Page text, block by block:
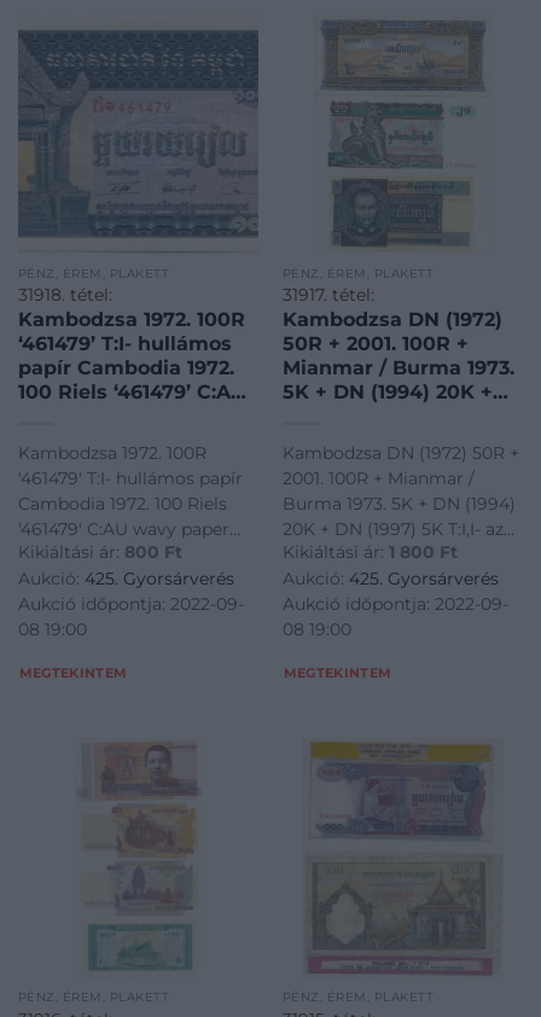
PÉNZ, ÉREM, PLAKETT
31918. tétel:
Kambodzsa 1972. 100R
‘461479’ T:I- hullámos
papír Cambodia 1972.
100 Riels ‘461479’ C:AU
Kambodzsa 1972. 100R
'461479' T:I- hullámos papír
Cambodia 1972. 100 Riels
'461479' C:AU wavy paper
Krause P#12<a
href="https://www.darabanth.com/hu/gyorsarveres/425/
bankjegyek~1500014/Kambodzsa-
1972-100R-461479-TI-hu
Kikiáltási ár: 800 Ft
Aukció: 425. Gyorsárverés
Aukció időpontja: 2022-09-
08 19:00
MEGTEKINTEM
PÉNZ, ÉREM, PLAKETT
31917. tétel:
Kambodzsa DN (1972)
50R + 2001. 100R +
Mianmar / Burma 1973.
5K + DN (1994) 20K +
ND (1972) 50 Riels +
2001. 100 Riels +
Myanmar / Burma 1973.
5 Kyats + ND (1994) 20
Kyats + ND (1997) 5
Kyats C:UNC,AU
Kambodzsa DN (1972) 50R +
2001. 100R + Mianmar /
Burma 1973. 5K + DN (1994)
20K + DN (1997) 5K T:I,I- az
egyiken folt Cambodia ND
(1972) 50 Riels + 2001. 100
Riels + Myanmar / Burma
1973. 5 Kyats + ND (1994) 20
C:UNC,AU spot on o
Kikiáltási ár: 1 800 Ft
Aukció: 425. Gyorsárverés
Aukció időpontja: 2022-09-
08 19:00
MEGTEKINTEM
PÉNZ, ÉREM, PLAKETT PÉNZ, ÉREM, PLAKETT